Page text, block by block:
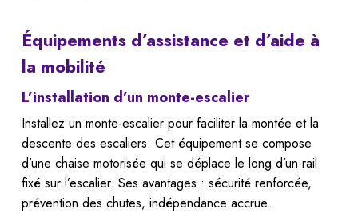
Équipements d’assistance et d’aide à
la mobilité
L’installation d’un monte-escalier
Installez un monte-escalier pour faciliter la montée et la
descente des escaliers. Cet équipement se compose
d’une chaise motorisée qui se déplace le long d’un rail
fixé sur l’escalier. Ses avantages : sécurité renforcée,
prévention des chutes, indépendance accrue.